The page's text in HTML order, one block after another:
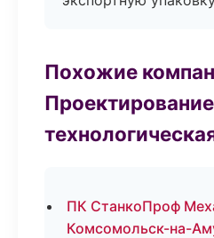
Похожие
ПК СтанкоПроф
Комсомольск-на-